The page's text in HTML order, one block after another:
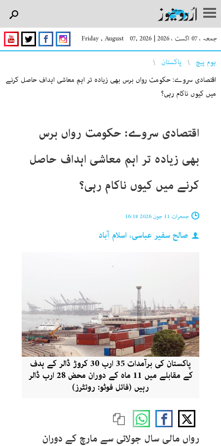
جمعہ ، 07 اگست ، 2026 |
Friday , August 07, 2026
You are here
ہوم پیچ
پاکستان
اقتصادی سروے: حکومت رواں برس بھی زیادہ تر اہم معاشی اہداف حاصل کرنے
میں کیوں ناکام رہی؟
اقتصادی سروے: حکومت رواں برس
بھی زیادہ تر اہم معاشی اہداف حاصل
کرنے میں کیوں ناکام رہی؟
جمعرات 11 جون 2026 16:18
صالح سفیر عباسی، اسلام آباد
پاکستان کی برآمدات 35 ارب 30 کروڑ ڈالر کے ہدف
کے مقابلے میں 11 ماہ کے دوران محض 28 ارب ڈالر
رہیں (فائل فوٹو: روئٹرز)
رواں مالی سال جولائی سے مارچ کے دوران